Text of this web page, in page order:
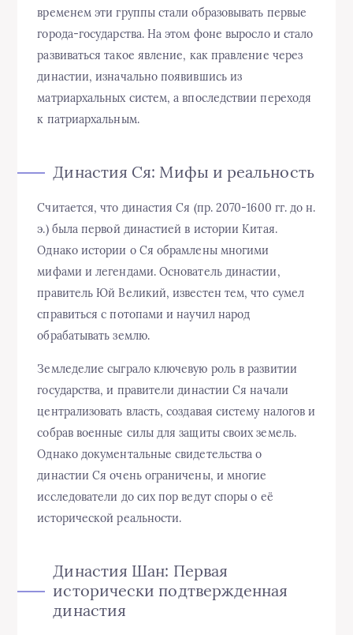
временем эти группы стали образовывать первые
города-государства. На этом фоне выросло и стало
развиваться такое явление, как правление через
династии, изначально появившись из
матриархальных систем, а впоследствии переходя
к патриархальным.
Династия Ся: Мифы и реальность
Считается, что династия Ся (пр. 2070-1600 гг. до н.
э.) была первой династией в истории Китая.
Однако истории о Ся обрамлены многими
мифами и легендами. Основатель династии,
правитель Юй Великий, известен тем, что сумел
справиться с потопами и научил народ
обрабатывать землю.
Земледелие сыграло ключевую роль в развитии
государства, и правители династии Ся начали
централизовать власть, создавая систему налогов и
собрав военные силы для защиты своих земель.
Однако документальные свидетельства о
династии Ся очень ограничены, и многие
исследователи до сих пор ведут споры о её
исторической реальности.
Династия Шан: Первая
исторически подтвержденная
династия